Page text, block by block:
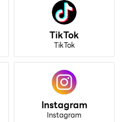
TikTok
TikTok
Instagram
Instagram